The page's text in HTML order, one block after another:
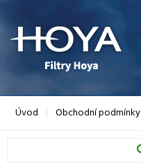
Úvod Obchodní podmínky